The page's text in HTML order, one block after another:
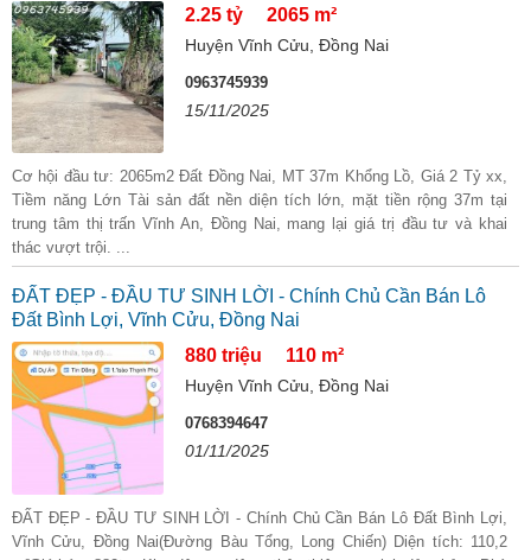
2.25 tỷ
2065 m²
Huyện Vĩnh Cửu, Đồng Nai
0963745939
15/11/2025
Cơ hội đầu tư: 2065m2 Đất Đồng Nai, MT 37m Khổng Lồ, Giá 2 Tỷ xx,
Tiềm năng Lớn Tài sản đất nền diện tích lớn, mặt tiền rộng 37m tại
trung tâm thị trấn Vĩnh An, Đồng Nai, mang lại giá trị đầu tư và khai
thác vượt trội. ...
ĐẤT ĐẸP - ĐẦU TƯ SINH LỜI - Chính Chủ Cần Bán Lô
Đất Bình Lợi, Vĩnh Cửu, Đồng Nai
880 triệu
110 m²
Huyện Vĩnh Cửu, Đồng Nai
0768394647
01/11/2025
ĐẤT ĐẸP - ĐẦU TƯ SINH LỜI - Chính Chủ Cần Bán Lô Đất Bình Lợi,
Vĩnh Cửu, Đồng Nai(Đường Bàu Tổng, Long Chiến) Diện tích: 110,2